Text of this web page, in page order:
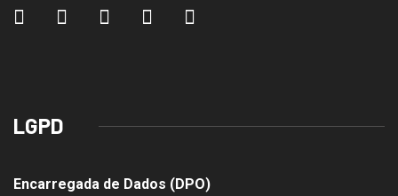
LGPD
Encarregada de Dados (DPO)